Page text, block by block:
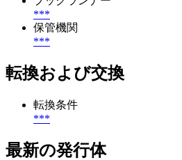
***
保管機関
***
転換および交換
転換条件
***
最新の発行体